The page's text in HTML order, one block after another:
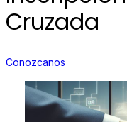
Cruzada
Conozcanos